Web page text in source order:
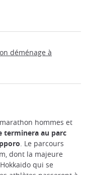
déménage à
hommes et
terminera au parc
. Le parcours
dont la majeure
qui se